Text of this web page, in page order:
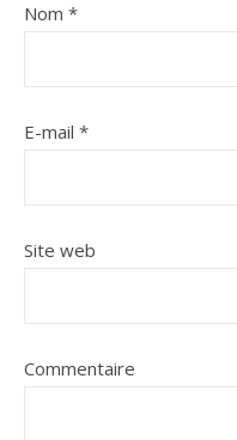
Nom *
E-mail *
Site web
Commentaire